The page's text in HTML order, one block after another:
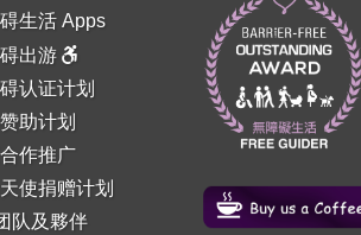
生活 Apps
出游
认证计划
助计划
作推广
使捐赠计划
队及夥伴